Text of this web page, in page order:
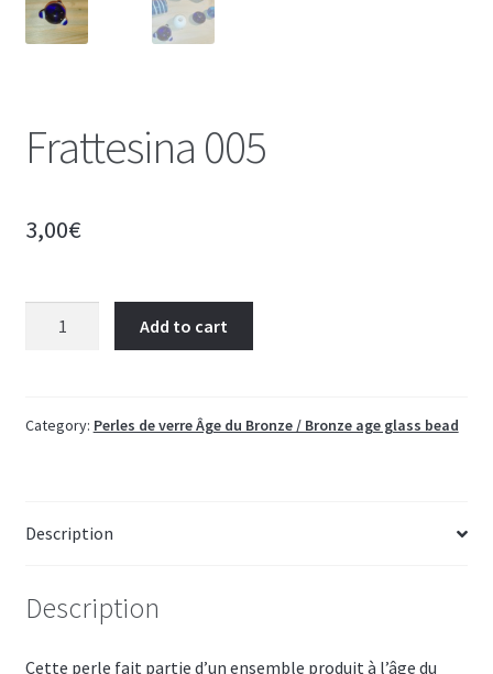
Frattesina 005
3,00€
Add to cart
Category: Perles de verre Âge du Bronze / Bronze age glass bead
Description
Description
Cette perle fait partie d’un ensemble produit à l’âge du